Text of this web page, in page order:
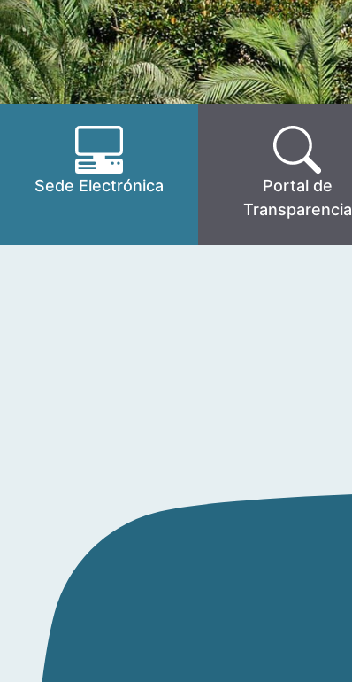
Sede Electrónica
Portal de
Transparencia